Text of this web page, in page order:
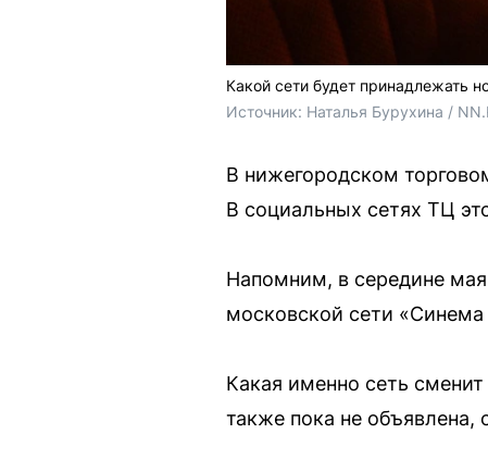
Какой сети будет принадлежать
Источник: Наталья Бурухина /
В нижегородском
В социальных сетях ТЦ
Напомним, в середине
московской сети
Какая именно сеть
также пока не объявлена,